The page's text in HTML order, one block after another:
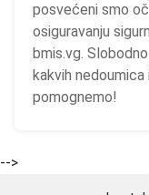
posvećeni smo
osiguravanju
bmis.vg.
kakvih
pomognemo!
-->